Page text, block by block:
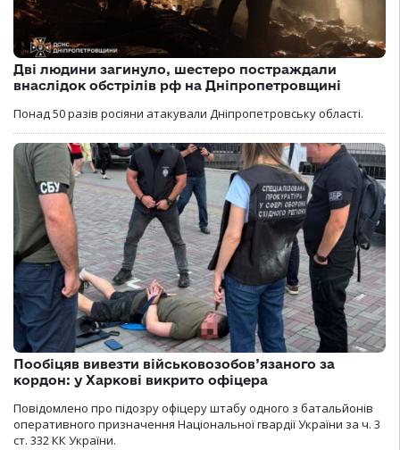
Дві людини загинуло, шестеро постраждали
внаслідок обстрілів рф на Дніпропетровщині
Понад 50 разів росіяни атакували Дніпропетровську області.
Пообіцяв вивезти військовозобов’язаного за
кордон: у Харкові викрито офіцера
Повідомлено про підозру офіцеру штабу одного з батальйонів
оперативного призначення Національної гвардії України за ч. 3
ст. 332 КК України.